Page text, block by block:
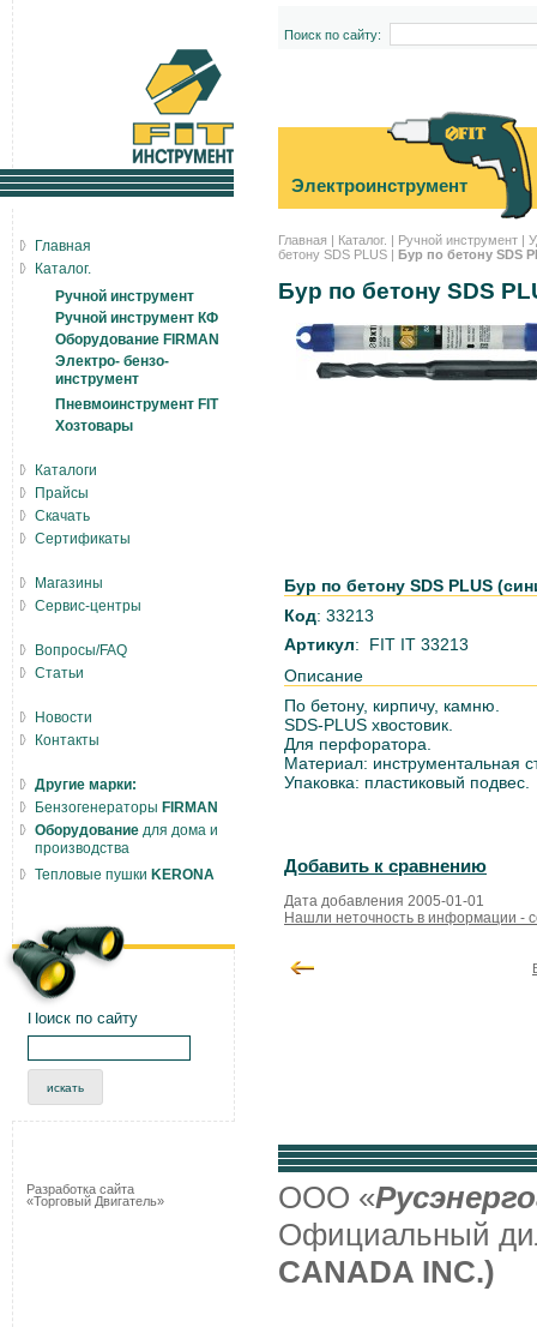
Поиск по сайту:
Электроинструмент
Главная | Каталог. | Ручной инструмент |
бетону SDS PLUS | Бур по бетону SDS
Бур по бетону SDS
Бур по бетону SDS PLUS
Код: 33213
Артикул: FIT IT 33213
Описание
По бетону, кирпичу, камню.
SDS-PLUS хвостовик.
Для перфоратора.
Материал: инструментальная
Упаковка: пластиковый подвес.
Добавить к сравнению
Дата добавления 2005-01-01
Нашли неточность в информации -
Главная
Каталог.
Ручной инструмент
Ручной инструмент КФ
Оборудование FIRMAN
Электро- бензо-
инструмент
Пневмоинструмент FIT
Хозтовары
Каталоги
Прайсы
Скачать
Сертификаты
Магазины
Сервис-центры
Вопросы/FAQ
Статьи
Новости
Контакты
Другие марки:
Бензогенераторы FIRMAN
Оборудование для дома и
производства
Тепловые пушки KERONA
Поиск по сайту
Разработка сайта
«Торговый Двигатель»
ООО «
Официальный
CANADA INC.)